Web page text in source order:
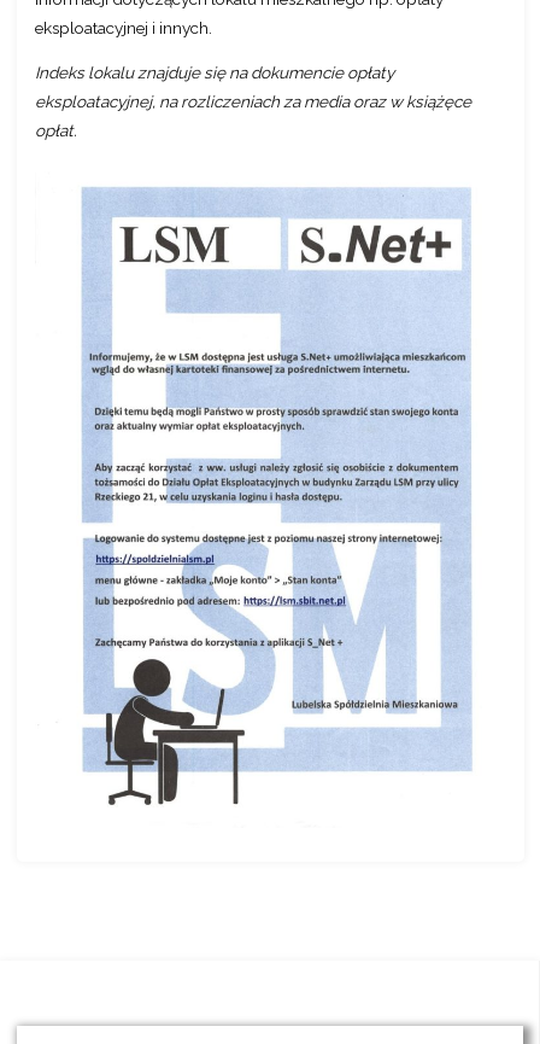
eksploatacyjnej i innych.
Indeks lokalu znajduje się na dokumencie opłaty
eksploatacyjnej, na rozliczeniach za media oraz w książęce
opłat.